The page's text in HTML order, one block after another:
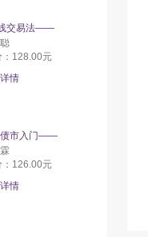
交易法——
：128.00元
情
债市入门——
：126.00元
情